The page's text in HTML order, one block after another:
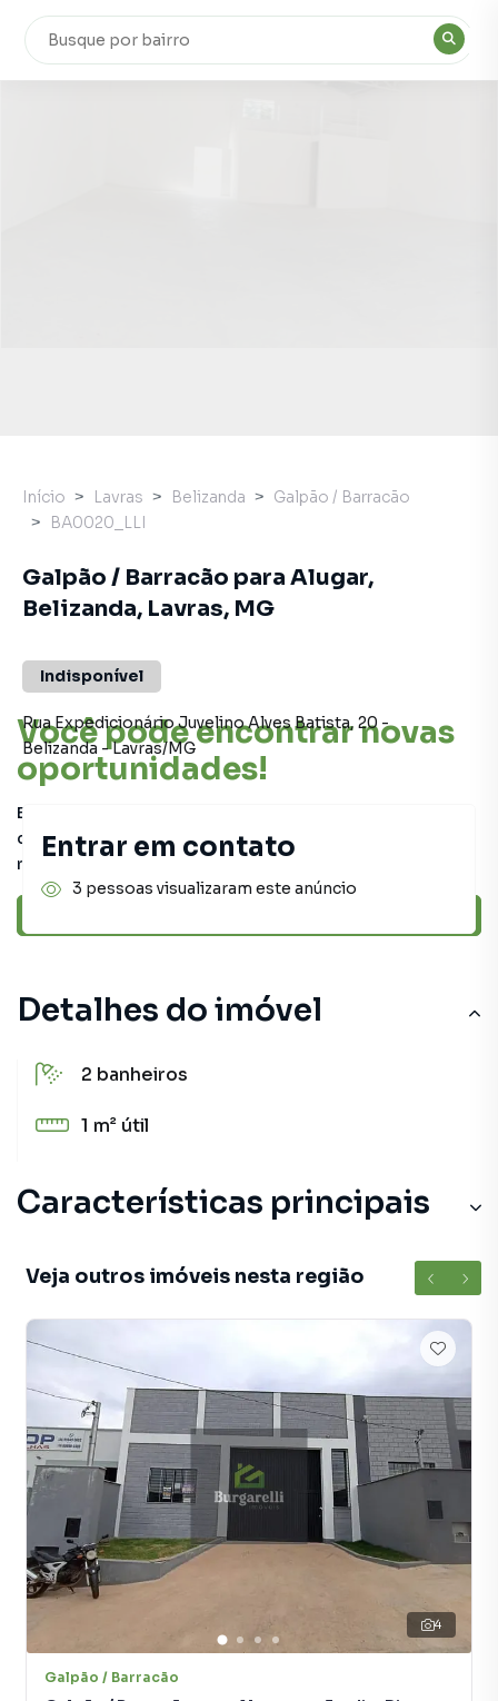
Você pode encontrar novas
oportunidades!
Este imóvel não está mais disponível, mas você pode
conferir outros em nosso site ou deixar seu contato para
receber mais informações.
Detalhes do imóvel
2 banheiros
1 m² útil
Características principais
Veja outros imóveis nesta região
4
Galpão / Barracão
Início Lavras Belizanda
Galpão / Barracão
BA0020_LLI
Galpão / Barracão para Alugar,
Belizanda, Lavras, MG
Indisponível
Rua Expedicionário Juvelino Alves Batista, 20 -
Belizanda -Lavras/MG
Entrar em contato
3 pessoas visualizaram este anúncio